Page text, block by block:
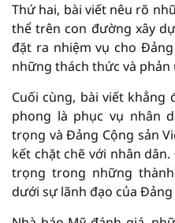
Thứ hai, bài viết nêu rõ
thể trên con đường xây
đặt ra nhiệm vụ cho
những thách thức và
Cuối cùng, bài viết khẳng
phong là phục vụ nhân
trọng và Đảng Cộng sản
kết chặt chẽ với nhân
trọng trong những
dưới sự lãnh đạo của Đảng